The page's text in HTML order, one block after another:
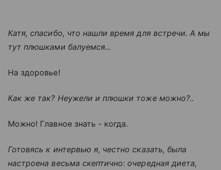
Катя, спасибо, что нашли время для встречи. А мы
тут плюшками балуемся...
На здоровье!
Как же так? Неужели и плюшки тоже можно?..
Можно! Главное знать - когда.
Готовясь к интервью я, честно сказать, была
настроена весьма скептично: очередная диета,